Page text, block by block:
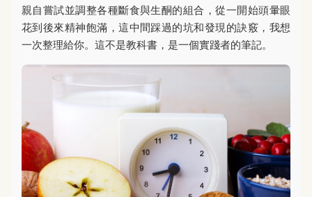
親自嘗試並調整各種斷食與生酮的組合，從一開始頭暈眼
花到後來精神飽滿，這中間踩過的坑和發現的訣竅，我想
一次整理給你。這不是教科書，是一個實踐者的筆記。